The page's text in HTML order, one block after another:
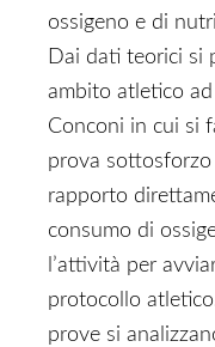
ossigeno e di
Dai dati teorici si
ambito atletico
Conconi in cui si
prova
rapporto
consumo di
l’attività per
protocollo
prove si